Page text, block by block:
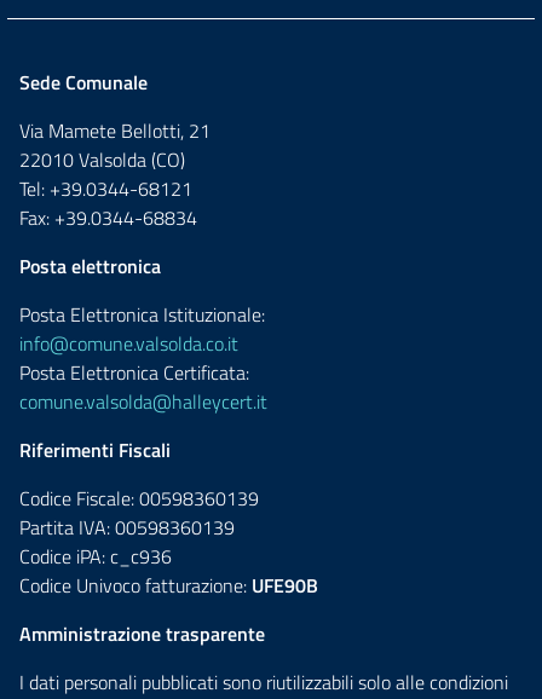
Sede Comunale
Via Mamete Bellotti, 21
22010 Valsolda (CO)
Tel: +39.0344-68121
Fax: +39.0344-68834
Posta elettronica
Posta Elettronica Istituzionale:
info@comune.valsolda.co.it
Posta Elettronica Certificata:
comune.valsolda@halleycert.it
Riferimenti Fiscali
Codice Fiscale: 00598360139
Partita IVA: 00598360139
Codice iPA: c_c936
Codice Univoco fatturazione: UFE90B
Amministrazione trasparente
I dati personali pubblicati sono riutilizzabili solo alle condizioni